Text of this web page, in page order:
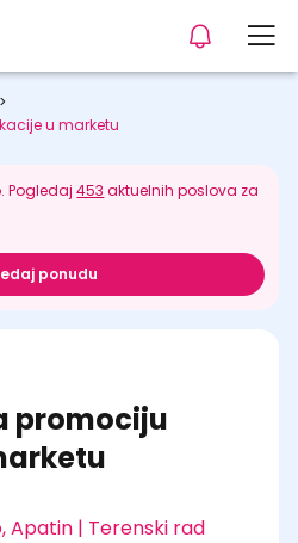
>
u marketu
Pogledaj453 aktuelnih poslova za
ponudu
promociju
Apatin | Terenski rad